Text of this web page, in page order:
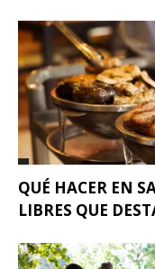
QUÉ HACER EN
LIBRES QUE